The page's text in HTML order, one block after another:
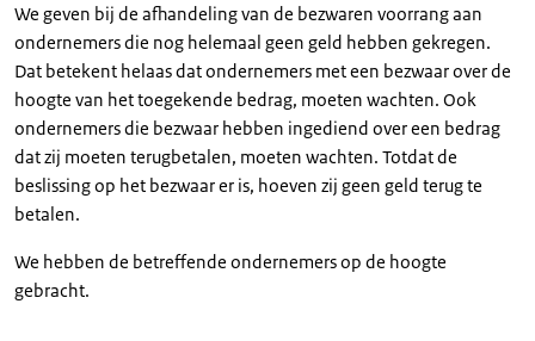
We geven bij de afhandeling van de bezwaren voorrang aan
ondernemers die nog helemaal geen geld hebben gekregen.
Dat betekent helaas dat ondernemers met een bezwaar over de
hoogte van het toegekende bedrag, moeten wachten. Ook
ondernemers die bezwaar hebben ingediend over een bedrag
dat zij moeten terugbetalen, moeten wachten. Totdat de
beslissing op het bezwaar er is, hoeven zij geen geld terug te
betalen.
We hebben de betreffende ondernemers op de hoogte
gebracht.